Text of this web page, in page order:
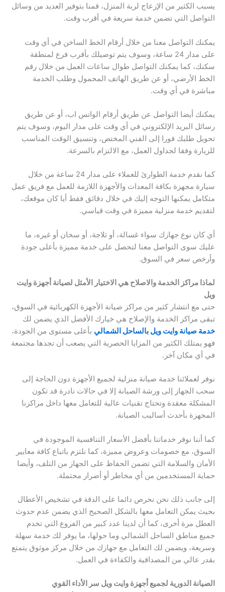
يسبب الكثير من الإزعاج لربة المنزل، قمنا بتوفير العديد من وسائل
التواصل التي تضمن خدمة سريعة في أقرب وقت.
يمكنك التواصل معنا من خلال أرقام الخط الساخن في أي وقت
على مدار 24 ساعة، وسوف يتم توصيلك بأقرب فرع لمنطقة
سكنك، كما يمكنك التواصل طوال ساعات العمل من خلال رقم
الخط الأرضي، أو عن طريق الهاتف المحمول وطلب الخدمة
مباشرة في أي وقت.
يمكنك أيضا التواصل عن طريق أرقام الواتس اب، أو عن طريق
رسائل البريد الإلكتروني في أي وقت على مدار اليوم، وسوف يتم
تحويل طلبك فورا إلى الفني المختص، وتنسيق الوقت المناسب
للزيارة وفقا لجداول العمل، مع الالتزام بالسرعة.
كما نقدم خدمة الطوارئ للعملاء على مدار 24 ساعة من خلال
سيارة مجهزة بكافة المعدات والأجهزة اللازمة للعمل مع فريق عمل
متكامل يمكنها التوجه إليك في خلال دقائق فقط أيا كان موقعك،
لتقديم خدمة منزلية مميزة في وقت قياسي.
أي كان نوع جهازك سواء غسالة، أو ثلاجة، أو سخان أو غيره، ما
عليك سوى التواصل معنا لتحصل على خدمة مميزة بأعلى جودة
وأرخص سعر في السوق.
لماذا مراكز الخدمة والاصلاح هي الاختيار الأمثل لصيانة أجهزة وايت
ويل
حتى مع انتشار كثير من مراكز صيانة الأجهزة الكهربائية في السوق،
تبقى مراكز الخدمة والإصلاح هي خيارك الأفضل الذي يضمن لك
خدمة صيانة وايت ويل بالساحل الشمالي بأعلى مستوى من الجودة،
فهو يمتلك الكثير من المزايا الحصرية التي يصعب أن تجدها مجتمعة
في أي مكان آخر.
نوفر لعملائنا خدمة صيانة منزلية لجميع الأجهزة دون الحاجة إلى
سحب الجهاز إلى ورشة الصيانة إلا في حالات نادرة قد تكون
المشكلة معقدة وتحتاج تقنيات عالية للتعامل معها داخل مراكزنا
المجهزة بأحدث أساليب الصيانة.
كما أننا نوفر خدماتنا بأفضل الأسعار التنافسية الموجودة في
السوق، مع خصومات وعروض مميزة، كما نلتزم باتباع كافة معايير
الأمان والسلامة التي تضمن الحفاظ على الجهاز من التلف، وأيضا
حماية المستخدمين من أي مخاطر أو أضرار محتملة.
إلى جانب ذلك نحن نحرص دائما على الدقة في تشخيص الأعطال
بحيث يمكن التعامل معها بالشكل الصحيح الذي يضمن عدم حدوث
العطل مرة أخرى، كما أن لدينا عدد كبير من الفروع التي تخدم
جميع مناطق الساحل الشمالي وما حولها، ما يوفر لك خدمة سهلة
وسريعة، ويضمن لك التعامل مع جهازك من خلال مركز موثوق يتمتع
بقدر عالي من المصداقية والكفاءة في العمل.
الصيانة الدورية لجميع أجهزة وايت ويل سر الأداء القوي